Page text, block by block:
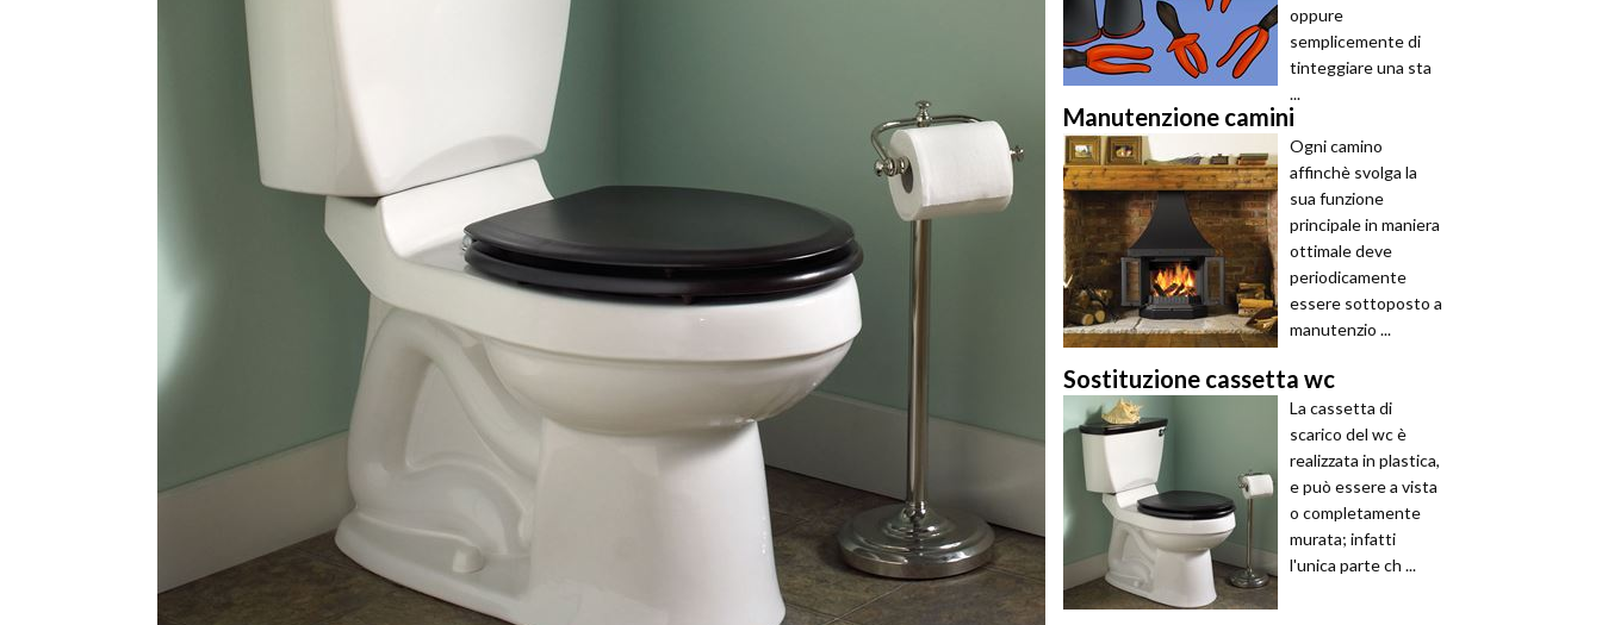
oppure
semplicemente di
tinteggiare una sta
...
Manutenzione camini
Ogni camino
affinchè svolga la
sua funzione
principale in maniera
ottimale deve
periodicamente
essere sottoposto a
manutenzio ...
Sostituzione cassetta wc
La cassetta di
scarico del wc è
realizzata in plastica,
e può essere a vista
o completamente
murata; infatti
l'unica parte ch ...